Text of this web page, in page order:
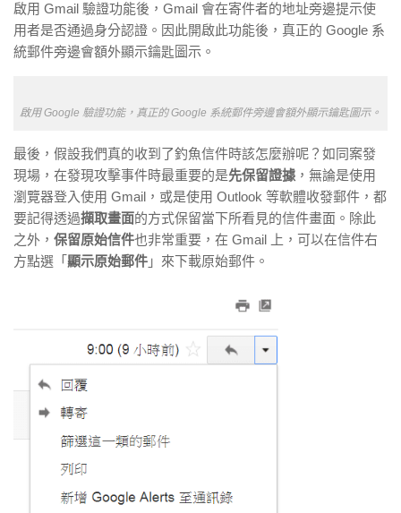
啟用 Gmail 驗證功能後，Gmail 會在寄件者的地址旁邊提示使
用者是否通過身分認證。因此開啟此功能後，真正的 Google 系
統郵件旁邊會額外顯示鑰匙圖示。
啟用 Google 驗證功能，真正的 Google 系統郵件旁邊會額外顯示鑰匙圖示。
最後，假設我們真的收到了釣魚信件時該怎麼辦呢？如同案發
現場，在發現攻擊事件時最重要的是先保留證據 ，無論是使用
瀏覽器登入使用 Gmail，或是使用 Outlook 等軟體收發郵件，都
要記得透過擷取畫面的方式保留當下所看見的信件畫面。除此
之外， 保留原始信件也非常重要，在 Gmail 上，可以在信件右
方點選「 顯示原始郵件 」來下載原始郵件。